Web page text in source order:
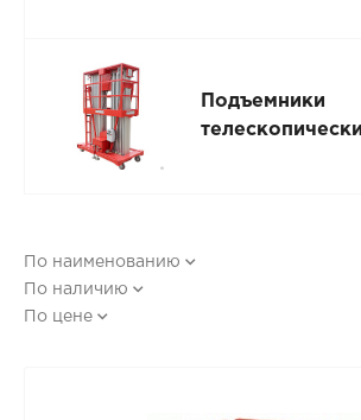
Подъемники
По наименованию
По наличию
По цене